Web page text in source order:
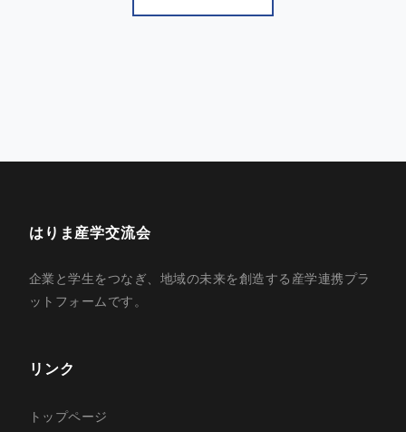
はりま産学交流会
企業と学生をつなぎ、地域の未来を創造する産学連携プラ
ットフォームです。
リンク
トップページ